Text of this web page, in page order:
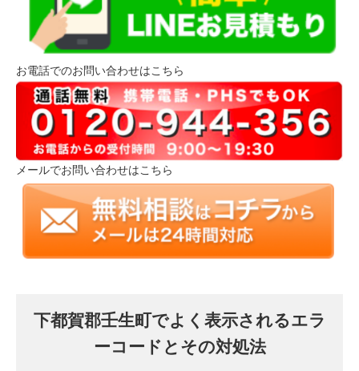
お電話でのお問い合わせはこちら
メールでお問い合わせはこちら
下都賀郡壬生町でよく表示されるエラ
ーコードとその対処法